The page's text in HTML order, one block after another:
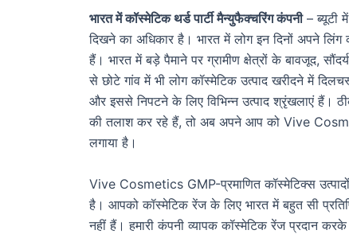
भारत में कॉस्मेटिक थर्ड पार्टी मैन्युफैक्चरिंग कंपनी– ब्यूटी
दिखने का अधिकार है। भारत में लोग इन दिनों अपने
हैं। भारत में बड़े पैमाने पर ग्रामीण क्षेत्रों के बावजूद,
से छोटे गांव में भी लोग कॉस्मेटिक उत्पाद खरीदने में
और इससे निपटने के लिए विभिन्न उत्पाद श्रृंखलाएं हैं।
की तलाश कर रहे हैं, तो अब अपने आप को Vive
लगाया है।
Vive Cosmetics GMP-प्रमाणित कॉस्मेटिक्स
है। आपको कॉस्मेटिक रेंज के लिए भारत में बहुत सी
नहीं हैं। हमारी कंपनी व्यापक कॉस्मेटिक रेंज प्रदान